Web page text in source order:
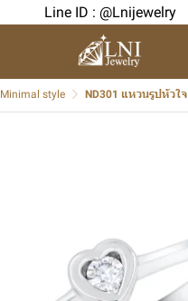
Line ID : @Lnijewelry
Minimal style ND301 แหวนรูปหัวใจ